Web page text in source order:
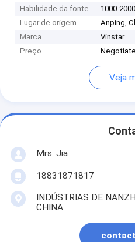
Habilidade da fonte
1000-
Lugar de origem
Anping,
Marca
Vinstar
Preço
Veja
Mrs. Jia
18831871817
INDÚSTRIAS DE
CHINA